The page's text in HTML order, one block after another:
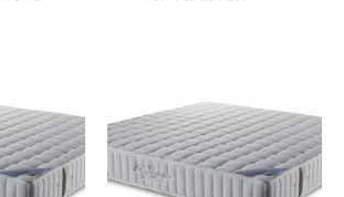
LISTU
ŽELJA
LISTU
ŽELJA